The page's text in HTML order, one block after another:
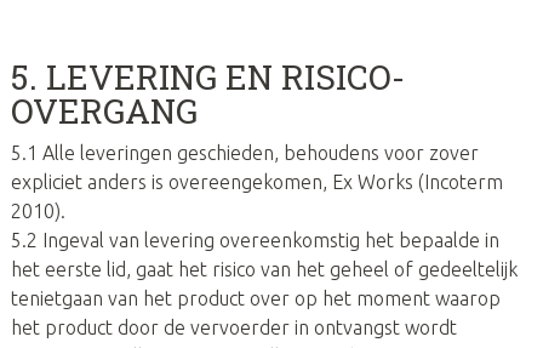
5. LEVERING EN RISICO-
OVERGANG
5.1 Alle leveringen geschieden, behoudens voor zover
expliciet anders is overeengekomen, Ex Works (Incoterm
2010).
5.2 Ingeval van levering overeenkomstig het bepaalde in
het eerste lid, gaat het risico van het geheel of gedeeltelijk
tenietgaan van het product over op het moment waarop
het product door de vervoerder in ontvangst wordt